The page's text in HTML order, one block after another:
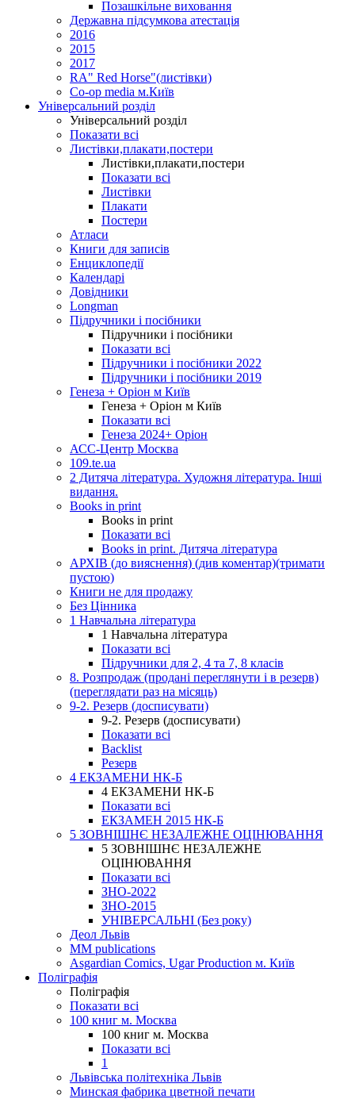
Позашкільне виховання
Державна підсумкова атестація
2016
2015
2017
RA" Red Horse"(листівки)
Co-op media м.Київ
Універсальний розділ
Універсальний розділ
Показати всі
Листівки,плакати,постери
Листівки,плакати,постери
Показати всі
Листівки
Плакати
Постери
Атласи
Книги для записів
Енциклопедії
Календарі
Довідники
Longman
Підручники і посібники
Підручники і посібники
Показати всі
Підручники і посібники 2022
Підручники і посібники 2019
Генеза + Оріон м Київ
Генеза + Оріон м Київ
Показати всі
Генеза 2024+ Оріон
АСС-Центр Москва
109.te.ua
2 Дитяча література. Художня література. Інші
видання.
Books in print
Books in print
Показати всі
Books in print. Дитяча література
АРХІВ (до вияснення) (див коментар)(тримати
пустою)
Книги не для продажу
Без Цінника
1 Навчальна література
1 Навчальна література
Показати всі
Підручники для 2, 4 та 7, 8 класів
8. Розпродаж (продані переглянути і в резерв)
(переглядати раз на місяць)
9-2. Резерв (досписувати)
9-2. Резерв (досписувати)
Показати всі
Backlist
Резерв
4 ЕКЗАМЕНИ НК-Б
4 ЕКЗАМЕНИ НК-Б
Показати всі
ЕКЗАМЕН 2015 НК-Б
5 ЗОВНІШНЄ НЕЗАЛЕЖНЕ ОЦІНЮВАННЯ
5 ЗОВНІШНЄ НЕЗАЛЕЖНЕ
ОЦІНЮВАННЯ
Показати всі
ЗНО-2022
ЗНО-2015
УНІВЕРСАЛЬНІ (Без року)
Деол Львів
MM publications
Asgardian Comics, Ugar Production м. Київ
Поліграфія
Поліграфія
Показати всі
100 книг м. Москва
100 книг м. Москва
Показати всі
1
Львівська політехніка Львів
Минская фабрика цветной печати